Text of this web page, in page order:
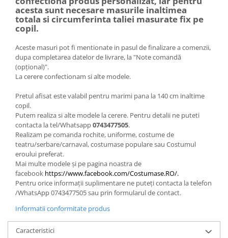
acesta sunt necesare masurile inaltimea
totala si circumferinta taliei masurate fix pe
copil.
Aceste masuri pot fi mentionate in pasul de finalizare a comenzii,
dupa completarea datelor de livrare, la "Note comandă
(opțional)".
La cerere confectionam si alte modele.
Pretul afisat este valabil pentru marimi pana la 140 cm inaltime
copil.
Putem realiza si alte modele la cerere. Pentru detalii ne puteti
contacta la tel/Whatsapp0743477505.
Realizam pe comanda rochite, uniforme, costume de
teatru/serbare/carnaval, costumase populare sau Costumul
eroului preferat.
Mai multe modele și pe pagina noastra de
facebook https://www.facebook.com/Costumase.RO/.
Pentru orice informații suplimentare ne puteți contacta la telefon
/WhatsApp 0743477505 sau prin formularul de contact.
Informatii conformitate produs
Caracteristici